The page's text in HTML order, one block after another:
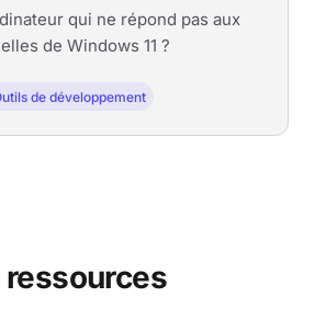
qui ne répond pas aux
de Windows 11 ?
de développement